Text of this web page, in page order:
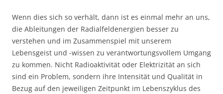
Wenn dies sich so verhält, dann ist es einmal mehr an uns,
die Ableitungen der Radialfeldenergien besser zu
verstehen und im Zusammenspiel mit unserem
Lebensgeist und -wissen zu verantwortungsvollem Umgang
zu kommen. Nicht Radioaktivität oder Elektrizität an sich
sind ein Problem, sondern ihre Intensität und Qualität in
Bezug auf den jeweiligen Zeitpunkt im Lebenszyklus des